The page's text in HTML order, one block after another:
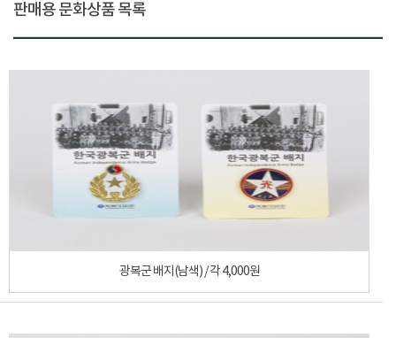
판매용 문화상품 목록
광복군 배지(남색) / 각 4,000원